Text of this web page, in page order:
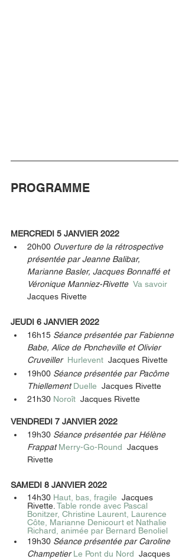
PROGRAMME
MERCREDI 5 JANVIER 2022
20h00 Ouverture de la rétrospective
présentée par Jeanne Balibar,
Marianne Basler, Jacques Bonnaffé et
Véronique Manniez-Rivette Va savoir
Jacques Rivette
JEUDI 6 JANVIER 2022
16h15 Séance présentée par Fabienne
Babe, Alice de Poncheville et Olivier
Cruveiller Hurlevent Jacques Rivette
19h00 Séance présentée par Pacôme
Thiellement Duelle Jacques Rivette
21h30 Noroît Jacques Rivette
VENDREDI 7 JANVIER 2022
19h30 Séance présentée par Hélène
Frappat Merry-Go-Round Jacques
Rivette
SAMEDI 8 JANVIER 2022
14h30 Haut, bas, fragile Jacques
Rivette. Table ronde avec Pascal
Bonitzer, Christine Laurent, Laurence
Côte, Marianne Denicourt et Nathalie
Richard, animée par Bernard Benoliel
19h30 Séance présentée par Caroline
Champetier Le Pont du Nord Jacques